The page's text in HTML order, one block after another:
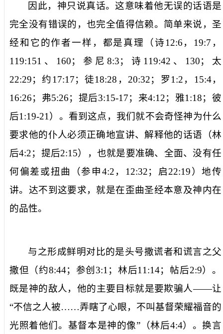
因此，神只说真话。这意味着他无误的话语是
完全没有错误的，也完全值得信赖。简单来说，圣
经和它的作者一样，都是真理（诗12:6 ， 19:7 ，
119:151 、 160；参尼 8:3；诗 119:42 、 130；太
22:29；约17:17；徒18:28 ， 20:32；罗1:2 ， 15:4，
16:26；弗5:26；提后3:15-17；来4:12；雅1:18；彼
后1:19-21 ）。看到这点，我们就不会奇怪神为什么
要求他的仆人必须正确地宣讲、解释他的话语（林
后4:2；提后2:15），也就是要准确、全面、没有任
何偏差或扭曲（参申4:2 ， 12:32；启22:19 ）地传
讲。达不到这要求，就是在歪曲圣经本意及神内在
的品性。
与之形成鲜明对比的是头号撒谎者和谎言之父
撒但（约8:44；参创 3:1 ；林后11:14；帖后2:9）。
既是神的敌人，他的主要目标就是要欺骗人——让
“不信之人被……弄瞎了心眼，不叫基督荣耀福音的
光照着他们。基督本是神的像”（林后4:4）。换言